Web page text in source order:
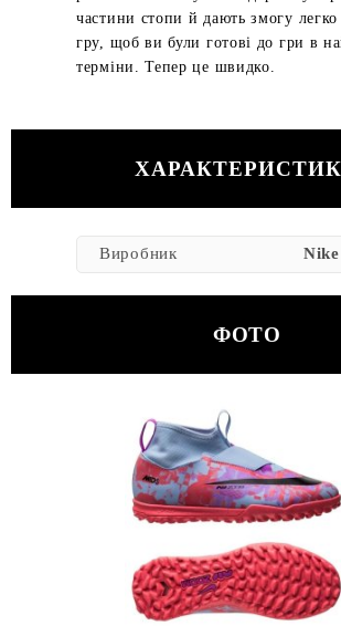
частини стопи й дають змогу
гру, щоб ви були готові до гри в
терміни. Тепер це швидко.
Виробник Nike
ФОТО